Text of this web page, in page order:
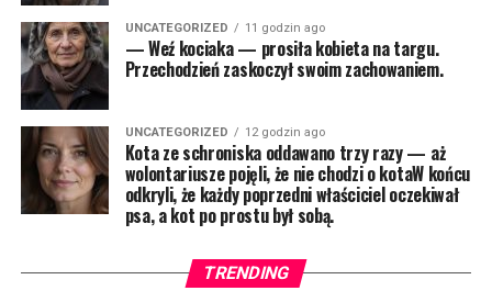
UNCATEGORIZED 11 godzin ago
— Weź kociaka — prosiła kobieta na targu.
Przechodzień zaskoczył swoim zachowaniem.
UNCATEGORIZED 12 godzin ago
Kota ze schroniska oddawano trzy razy — aż
wolontariusze pojęli, że nie chodzi o kotaW końcu
odkryli, że każdy poprzedni właściciel oczekiwał
psa, a kot po prostu był sobą.
TRENDING